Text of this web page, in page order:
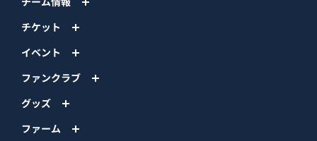
チケット
イベント
ファンクラブ
グッズ
ファーム